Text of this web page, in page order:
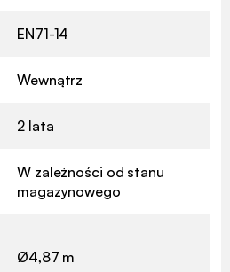
EN71-14
Wewnątrz
2 lata
W zależności od stanu
magazynowego
Ø4,87 m